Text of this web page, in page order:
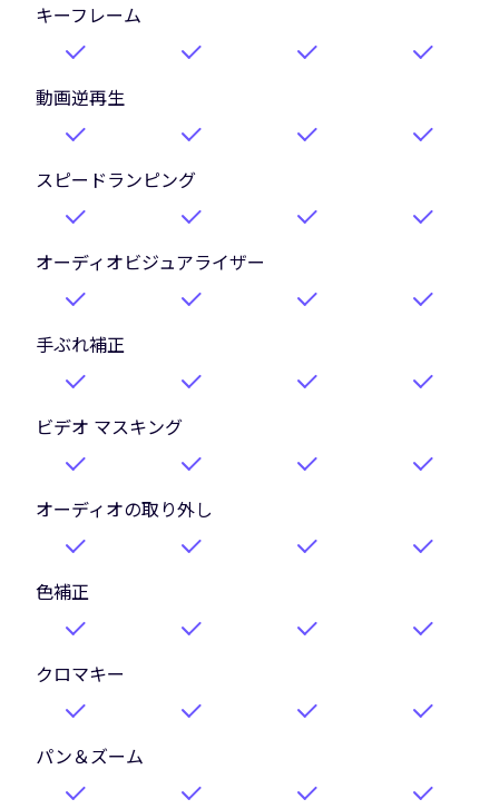
キーフレーム
動画逆再生
スピードランピング
オーディオビジュアライザー
手ぶれ補正
ビデオ マスキング
オーディオの取り外し
色補正
クロマキー
パン＆ズーム